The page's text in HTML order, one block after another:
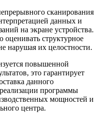
сканирования
данных и
на экране устройства.
оценивать структурное
нарушая их целостности.
повышенной
это гарантирует
данного
программы
мощностей и
центра.